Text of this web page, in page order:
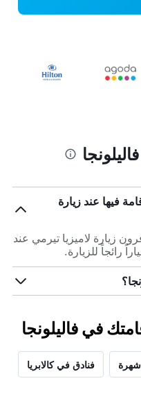
فيها عند زيارة
زيارة لاميزيا تيرمي عند
رائجاً للزيارة.
في فاليلونجا
شهرة فنادق في كالابريا